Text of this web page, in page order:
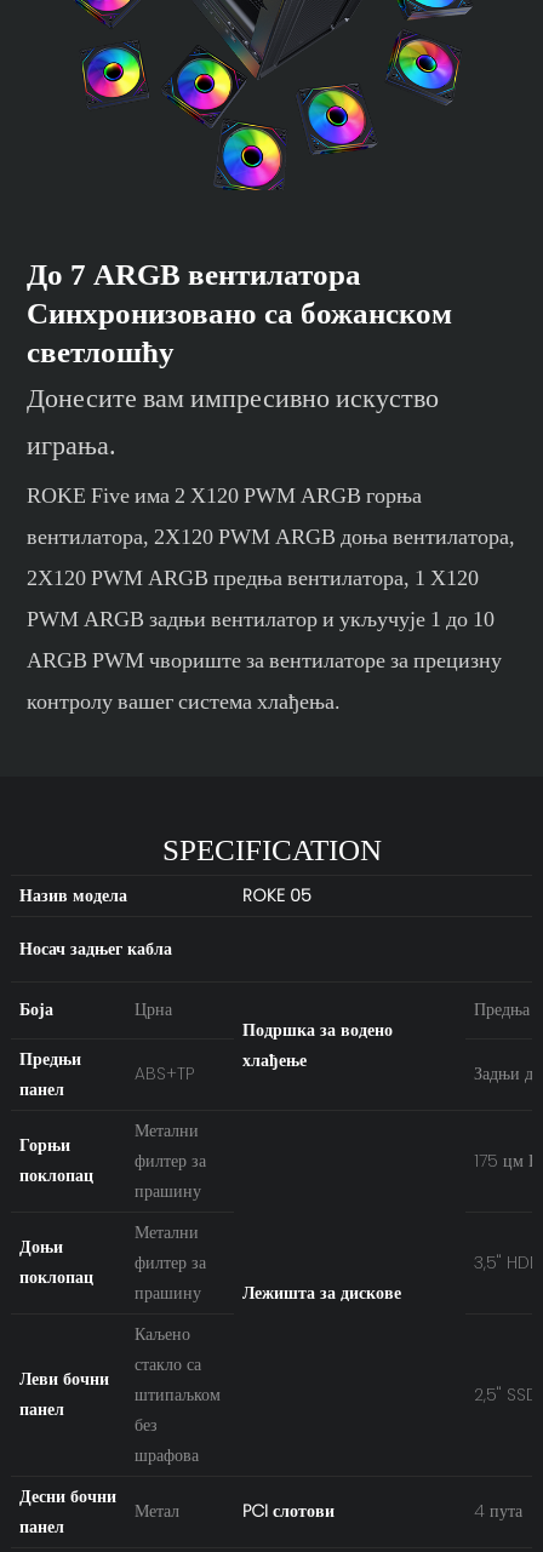
До 7 ARGB вентилатора
Синхронизовано са божанском
светлошћу
Донесите вам импресивно искуство
играња.
ROKE Five има 2 X120 PWM ARGB горња
вентилатора, 2X120 PWM ARGB доња вентилатора,
2X120 PWM ARGB предња вентилатора, 1 X120
PWM ARGB задњи вентилатор и укључује 1 до 10
ARGB PWM чвориште за вентилаторе за прецизну
контролу вашег система хлађења.
SPECIFICATION
Назив модела ROKE 05
Носач задњег кабла
Боја
Црна
Подршка за водено
хлађење
Предња
Предњи
панел
ABS+TP Задњи
Горњи
поклопац
Метални
филтер за
прашину
Лежишта за дискове
175 цм
Доњи
поклопац
Метални
филтер за
прашину
3,5''
Леви бочни
панел
Каљено
стакло са
штипаљком
без
шрафова
2,5'' SSD
Десни бочни
панел
Метал PCI слотови 4 пута